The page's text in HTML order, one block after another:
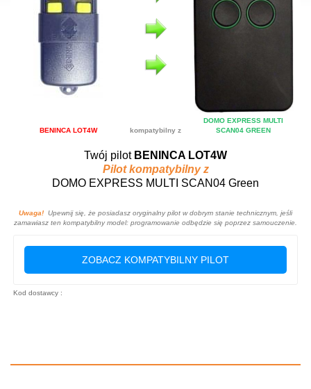
BENINCA LOT4W kompatybilny z
DOMO EXPRESS MULTI
SCAN04 GREEN
Twój pilot BENINCA LOT4W
Pilot kompatybilny z
DOMO EXPRESS MULTI SCAN04 Green
Uwaga! Upewnij się, że posiadasz oryginalny pilot w dobrym stanie technicznym, jeśli
zamawiasz ten kompatybilny model: programowanie odbędzie się poprzez samouczenie.
ZOBACZ KOMPATYBILNY PILOT
Kod dostawcy :